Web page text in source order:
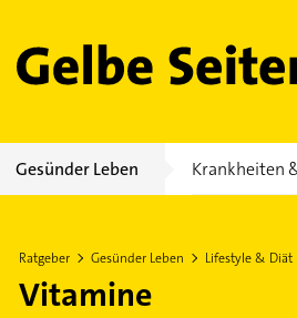
Gelbe Seiten
Gesünder Leben Krankheiten
Ratgeber Gesünder Leben Lifestyle & Diät
Vitamine